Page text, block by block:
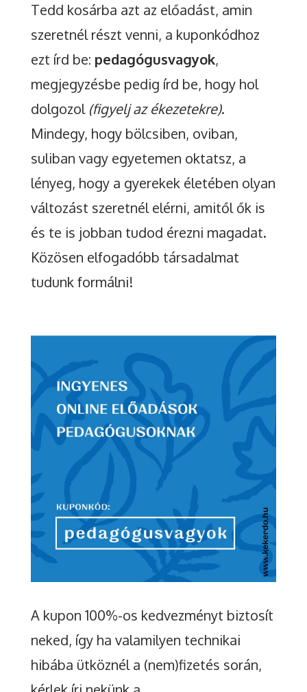
Tedd kosárba azt az előadást, amin
szeretnél részt venni, a kuponkódhoz
ezt írd be: pedagógusvagyok,
megjegyzésbe pedig írd be, hogy hol
dolgozol(figyelj az ékezetekre).
Mindegy, hogy bölcsiben, oviban,
suliban vagy egyetemen oktatsz, a
lényeg, hogy a gyerekek életében olyan
változást szeretnél elérni, amitől ők is
és te is jobban tudod érezni magadat.
Közösen elfogadóbb társadalmat
tudunk formálni!
A kupon 100%-os kedvezményt biztosít
neked, így ha valamilyen technikai
hibába ütköznél a (nem)fizetés során,